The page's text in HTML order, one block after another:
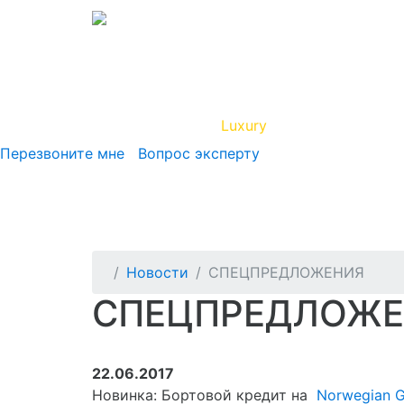
Luxury
Перезвоните мне
Вопрос эксперту
Новости СПЕЦПРЕДЛОЖЕНИЯ
22.06.2017
Новинка: Бортовой кредит на Norwegian